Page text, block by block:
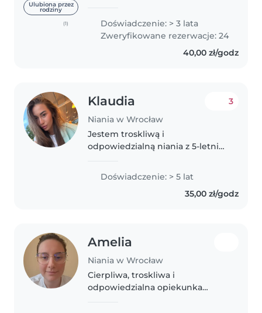
Ulubiona przez
rodziny
(1)
6 lat. Jestem odpowiedzialny,
przyjazny i troskliwy, a mówię
trochę w języku polskim, biegle
Doświadczenie: > 3 lata
Zweryfikowane rezerwacje: 24
40,00 zł/godz
Klaudia
Niania w Wrocław
3
Jestem troskliwą i
odpowiedzialną niania z 5-letnim
dziećmi w wieku od
niemowlęcia do przedszkolaka.
Mam różnorodne umiejętności,
Doświadczenie: > 5 lat
35,00 zł/godz
Amelia
Niania w Wrocław
Cierpliwa, troskliwa i
odpowiedzialna opiekunka